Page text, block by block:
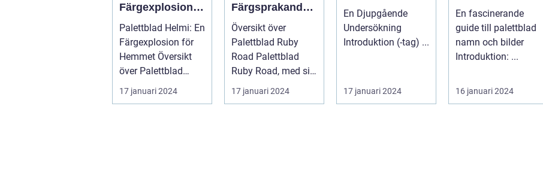
Färgexplosion
för Hemmet
Palettblad Helmi: En
Färgexplosion för
Hemmet Översikt
över Palettblad
17 januari 2024
Färgsprakande
Favorit för Hem
Översikt över
Palettblad Ruby
Road Palettblad
Ruby Road, med sitt
slående utseende
och färgsprakan...
17 januari 2024
En Djupgående
Undersökning
Introduktion (-tag) ...
17 januari 2024
En fascinerande
guide till palettblad
namn och bilder
Introduktion: ...
16 januari 2024